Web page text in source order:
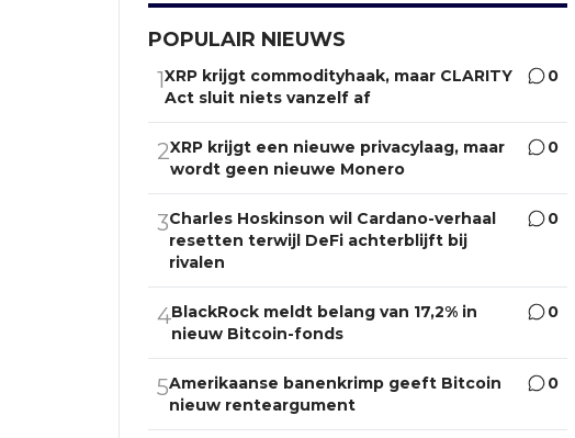
POPULAIR NIEUWS
1XRP krijgt commodityhaak, maar CLARITY
Act sluit niets vanzelf af
0
2XRP krijgt een nieuwe privacylaag, maar
wordt geen nieuwe Monero
0
3Charles Hoskinson wil Cardano-verhaal
resetten terwijl DeFi achterblijft bij
rivalen
0
4BlackRock meldt belang van 17,2% in
nieuw Bitcoin-fonds
0
5Amerikaanse banenkrimp geeft Bitcoin
nieuw renteargument
0